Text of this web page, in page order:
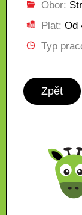
Obor:
Plat: Od
Typ
Zpět